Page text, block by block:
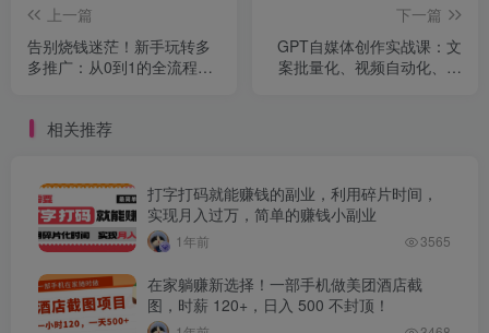
上一篇
告别烧钱迷茫！新手玩转多
多推广：从0到1的全流程攻
下一篇
GPT自媒体创作实战课：文
案批量化、视频自动化、标
相关推荐
打字打码就能赚钱的副业，利用碎片时间，
实现月入过万，简单的赚钱小副业
1年前 3565
在家躺赚新选择！一部手机做美团酒店截
图，时薪 120+，日入 500 不封顶！